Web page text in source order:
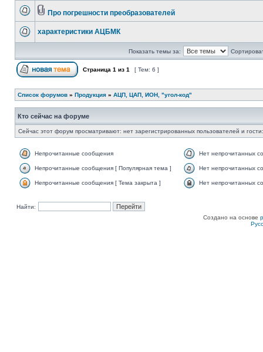
Про погрешности преобразователей
характеристики АЦБМК
Показать темы за:
Страница 1 из 1 [ Тем: 6 ]
Список форумов » Продукция » АЦП, ЦАП, ИОН, "угол-код"
Кто сейчас на форуме
Сейчас этот форум просматривают: нет зарегистрированных пользователей и
Непрочитанные сообщения Нет непрочитанных
Непрочитанные сообщения [ Популярная тема ] Нет непрочитанных
Непрочитанные сообщения [ Тема закрыта ] Нет непрочитанных
Найти:
Создано на основе